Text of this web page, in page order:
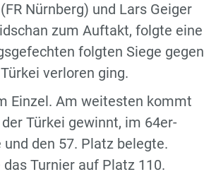
Nürnberg) und Lars Geiger
zum Auftakt, folgte eine
folgten Siege gegen
verloren ging.
Einzel. Am weitesten kommt
Türkei gewinnt, im 64er-
den 57. Platz belegte.
Turnier auf Platz 110.